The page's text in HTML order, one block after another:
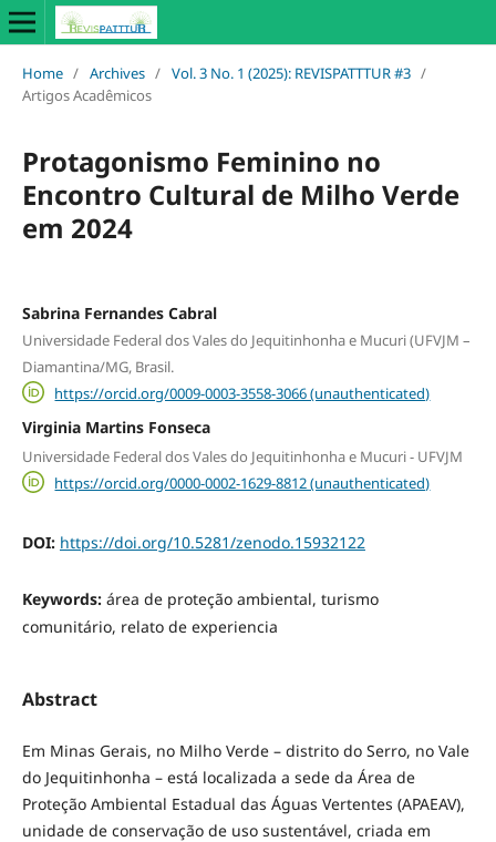
Home / Archives / Vol. 3 No. 1 (2025): REVISPATTTUR #3 /
Artigos Acadêmicos
Protagonismo Feminino no
Encontro Cultural de Milho Verde
em 2024
Sabrina Fernandes Cabral
Universidade Federal dos Vales do Jequitinhonha e Mucuri (UFVJM –
Diamantina/MG, Brasil.
https://orcid.org/0009-0003-3558-3066 (unauthenticated)
Virginia Martins Fonseca
Universidade Federal dos Vales do Jequitinhonha e Mucuri - UFVJM
https://orcid.org/0000-0002-1629-8812 (unauthenticated)
DOI: https://doi.org/10.5281/zenodo.15932122
Keywords: área de proteção ambiental, turismo
comunitário, relato de experiencia
Abstract
Em Minas Gerais, no Milho Verde – distrito do Serro, no Vale
do Jequitinhonha – está localizada a sede da Área de
Proteção Ambiental Estadual das Águas Vertentes (APAEAV),
unidade de conservação de uso sustentável, criada em